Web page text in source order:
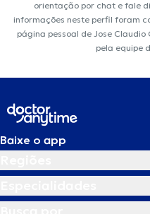
orientação por chat e fale
informações neste perfil foram
página pessoal de Jose
pela equipe
Baixe o app